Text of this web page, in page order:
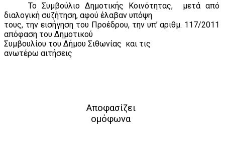
Το Συμβούλιο Δημοτικής Κοινότητας,
μετά από
διαλογική συζήτηση, αφού έλαβαν υπόψη
τους, την εισήγηση του Προέδρου, την υπ’ αριθμ. 117/2011
απόφαση του Δημοτικού
Συμβουλίου του Δήμου Σιθωνίας και τις
ανωτέρω αιτήσεις
Αποφασίζει
ομόφωνα